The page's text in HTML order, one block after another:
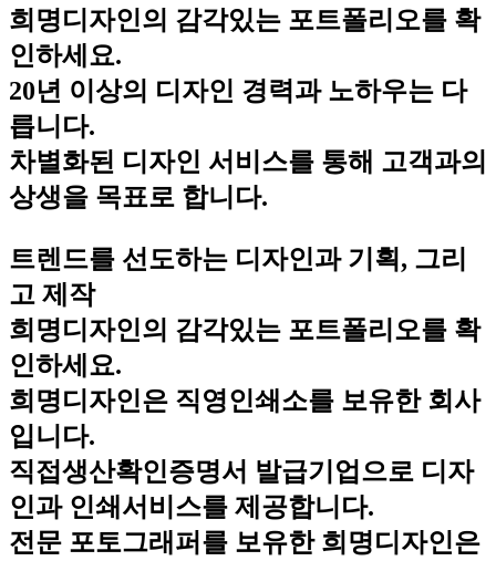
희명디자인의 감각있는 포트폴리오를 확
인하세요.
20년 이상의 디자인 경력과 노하우는 다
릅니다.
차별화된 디자인 서비스를 통해 고객과의
상생을 목표로 합니다.
트렌드를 선도하는 디자인과 기획, 그리
고 제작
희명디자인의 감각있는 포트폴리오를 확
인하세요.
희명디자인은 직영인쇄소를 보유한 회사
입니다.
직접생산확인증명서 발급기업으로 디자
인과 인쇄서비스를 제공합니다.
전문 포토그래퍼를 보유한 희명디자인은